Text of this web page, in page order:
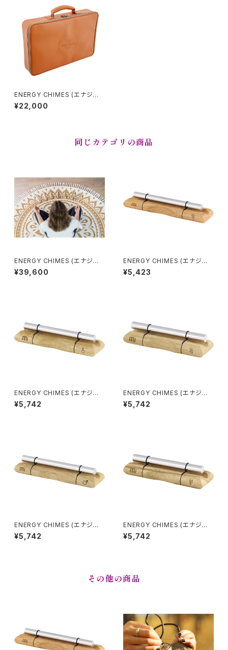
ENERGY CHIMES (エナジー
チャイム)用ケース
¥22,000
同じカテゴリの商品
ENERGY CHIMES (エナジー
チャイム) CHAKRA 7個セット
¥39,600
ENERGY CHIMES (エナジー
チャイム) Pluto (冥王星)
¥5,423
ENERGY CHIMES (エナジー
チャイム) CHIRON (キロン)
¥5,742
ENERGY CHIMES (エナジー
チャイム) JUPITER (木星)
¥5,742
ENERGY CHIMES (エナジー
チャイム) MARS (火星)
¥5,742
ENERGY CHIMES (エナジー
チャイム) NEPTUNE (海王星)
¥5,742
その他の商品